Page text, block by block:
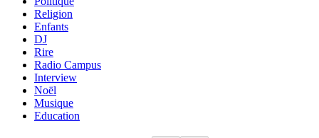
Religion
Enfants
DJ
Rire
Radio Campus
Interview
Noël
Musique
Education